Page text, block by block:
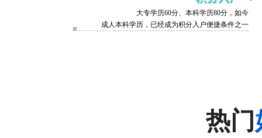
大专学历60分、本科学历80分，如今
成人本科学历，已经成为积分入户便捷条件之一
热门